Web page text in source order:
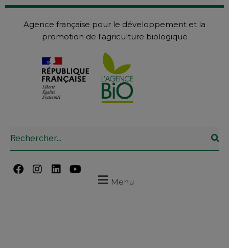
Agence française pour le développement et la
promotion de l'agriculture biologique
Menu